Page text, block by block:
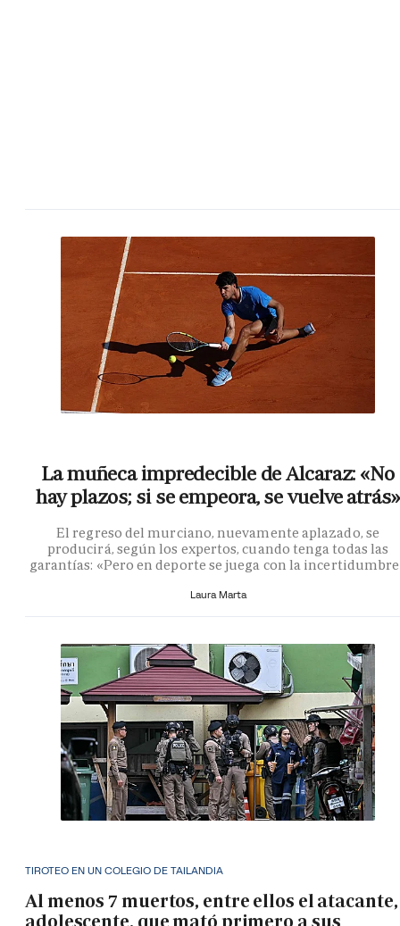
La muñeca impredecible de Alcaraz: «No
hay plazos; si se empeora, se vuelve atrás»
El regreso del murciano, nuevamente aplazado, se
producirá, según los expertos, cuando tenga todas las
garantías: «Pero en deporte se juega con la
Laura Marta
TIROTEO EN UN COLEGIO DE TAILANDIA
Al menos 7 muertos, entre ellos el atacante,